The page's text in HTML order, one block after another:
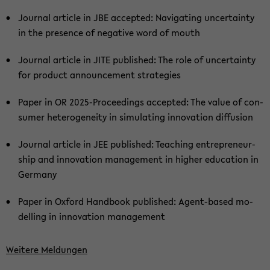
Jour­nal ar­ti­cle in JBE ac­cep­ted: Na­vi­ga­ting un­cer­tain­ty
in the pre­sence of ne­ga­ti­ve word of mouth
Jour­nal ar­ti­cle in JITE pu­blished: The role of un­cer­tain­ty
for pro­duct an­noun­ce­ment stra­te­gies
Paper in OR 2025-​Proceedings ac­cep­ted: The value of con­
su­mer he­te­ro­gen­ei­ty in si­mu­la­ting in­no­va­ti­on dif­fu­si­on
Jour­nal ar­ti­cle in JEE pu­blished: Tea­ching en­tre­pre­neur­
ship and in­no­va­ti­on ma­nage­ment in hig­her edu­ca­ti­on in
Ger­ma­ny
Paper in Ox­ford Hand­book pu­blished: Agent-​based mo­
del­ling in in­no­va­ti­on ma­nage­ment
Wei­te­re Mel­dun­gen